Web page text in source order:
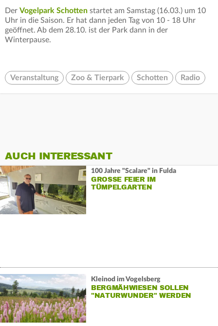
Der Vogelpark Schotten startet am Samstag (16.03.) um 10
Uhr in die Saison. Er hat dann jeden Tag von 10 - 18 Uhr
geöffnet. Ab dem 28.10. ist der Park dann in der
Winterpause.
Veranstaltung Zoo & Tierpark Schotten Radio
AUCH INTERESSANT
100 Jahre "Scalare" in Fulda
GROSSE FEIER IM T
ÜMPELGARTEN
Kleinod im Vogelsberg
BERGMÄHWIESEN SOLLEN
"NATURWUNDER" WERDEN